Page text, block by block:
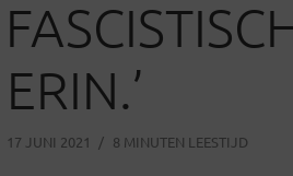
17 JUNI 2021 8 MINUTEN LEESTIJD